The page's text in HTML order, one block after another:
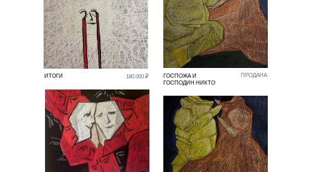
ИТОГИ 180.000 ₽ ПРОДАНА
ГОСПОЖА И
ГОСПОДИН НИКТО